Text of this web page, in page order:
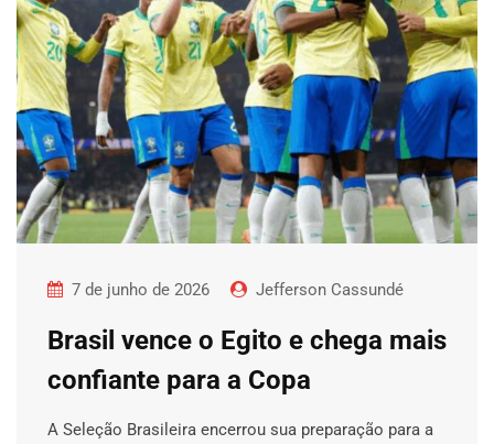
7 de junho de 2026 Jefferson Cassundé
Brasil vence o Egito e chega mais
confiante para a Copa
A Seleção Brasileira encerrou sua preparação para a